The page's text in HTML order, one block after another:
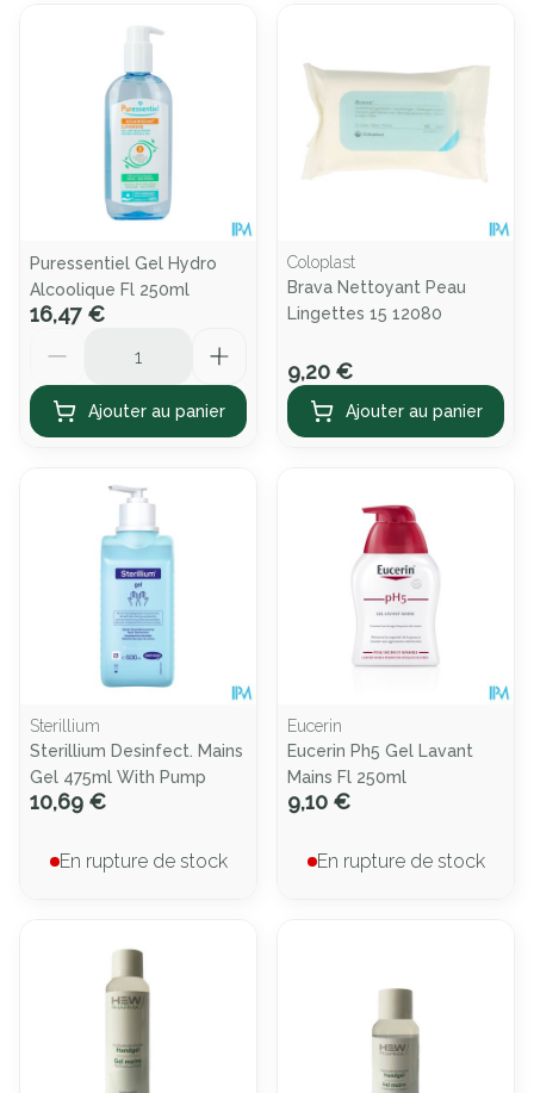
Puressentiel Gel Hydro
Alcoolique Fl 250ml
16,47 €
Ajouter au panier
Coloplast
Brava Nettoyant Peau
Lingettes 15 12080
9,20 €
Ajouter au panier
Sterillium
Sterillium Desinfect. Mains
Gel 475ml With Pump
10,69 €
En rupture de stock
Eucerin
Eucerin Ph5 Gel Lavant
Mains Fl 250ml
9,10 €
En rupture de stock